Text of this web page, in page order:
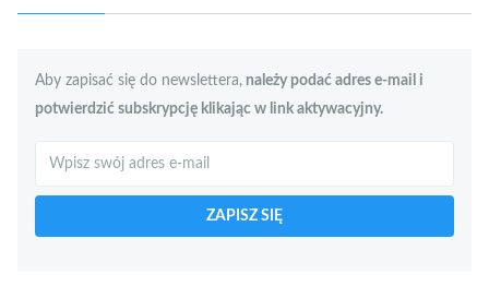
Aby zapisać się do newslettera, należy podać adres e-mail i
potwierdzić subskrypcję klikając w link aktywacyjny.
Szukaj
ZAPISZ SIĘ